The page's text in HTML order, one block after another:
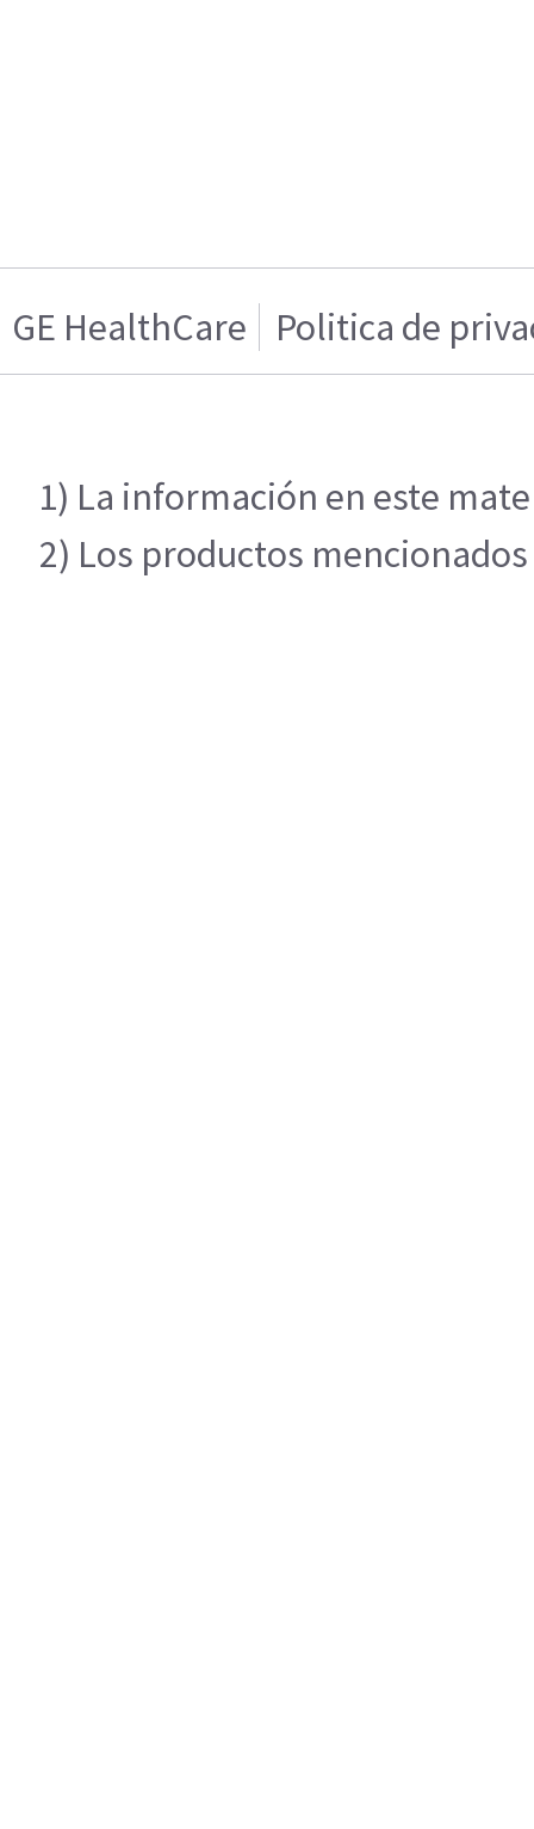
GE HealthCare Politica de
1) La información en este
2) Los productos